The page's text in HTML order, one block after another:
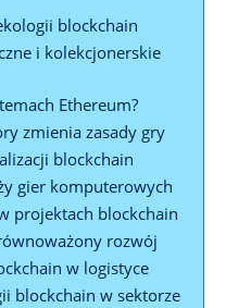
blockchain
i kolekcjonerskie
Ethereum?
zmienia ⁢zasady ⁢gry
blockchain
gier komputerowych
projektach blockchain
rozwój
w logistyce
blockchain w sektorze